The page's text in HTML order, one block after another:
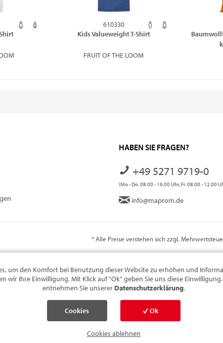
610330
Kids Valueweight T-Shirt
FRUIT OF THE LOOM
HABEN SIE FRAGEN?
+49 5271 9719-0
(Mo - Do. 08.00 - 16.00 Uhr, Fr. 08.00 - 12.00
info@maprom.de
* Alle Preise verstehen sich zzgl.
um den Komfort bei Benutzung dieser Website zu erhöhen und
wir Ihre Einwilligung. Mit Klick auf "Ok" geben Sie uns diese
entnehmen Sie unserer Datenschutzerklärung.
Cookies
Ok
Cookies ablehnen